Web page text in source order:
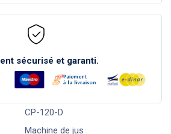
sécurisé et garanti.
CP-120-D
Machine de jus